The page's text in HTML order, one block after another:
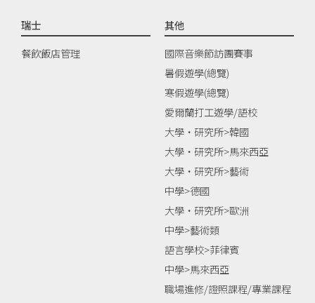
瑞士
餐飲飯店管理
其他
國際音樂節訪團賽事
暑假遊學(總覽)
寒假遊學(總覽)
愛爾蘭打工遊學/語校
大學‧研究所>韓國
大學‧研究所>馬來西亞
大學‧研究所>藝術
中學>德國
大學‧研究所>歐洲
中學>藝術類
語言學校>菲律賓
中學>馬來西亞
職場進修/證照課程/專業課程